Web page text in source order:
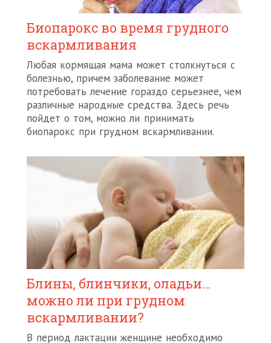
Биопарокс во время грудного
вскармливания
Любая кормящая мама может столкнуться с
болезнью, причем заболевание может
потребовать лечение гораздо серьезнее, чем
различные народные средства. Здесь речь
пойдет о том, можно ли принимать
биопарокс при грудном вскармливании.
Блины, блинчики, оладьи…
можно ли при грудном
вскармливании?
В период лактации женщине необходимо